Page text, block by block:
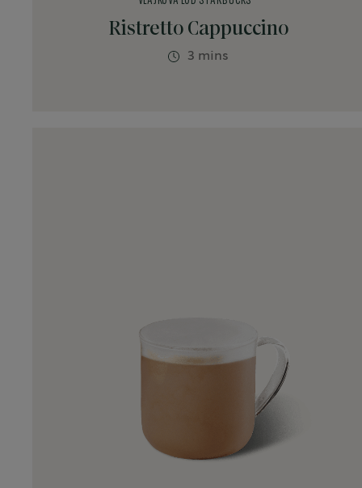
Ristretto Cappuccino
3 mins